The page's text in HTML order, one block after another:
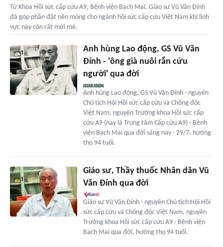
Từ Khoa Hồi sức cấp cứu A9, Bệnh viện Bạch Mai, Giáo sư Vũ Văn Đính
đã góp phần đặt nền móng cho ngành hồi sức cấp cứu Việt Nam khi lĩnh
vực này còn rất mới mẻ.
Anh hùng Lao động, GS Vũ Văn
Đính - 'ông già nuôi rắn cứu
người' qua đời
Anh hùng Lao động, GS Vũ Văn Đính - nguyên
Chủ tịch Hội Hồi sức cấp cứu và Chống độc
Việt Nam, nguyên Trưởng khoa Hồi sức cấp
cứu A9 (nay là Trung tâm Cấp cứu A9) - Bệnh
viện Bạch Mai qua đời sáng nay - 29/7, hưởng
thọ 94 tuổi.
Giáo sư, Thầy thuốc Nhân dân Vũ
Văn Đính qua đời
Giáo sư Vũ Văn Đính - nguyên Chủ tịch Hội Hồi
sức cấp cứu và Chống độc Việt Nam, nguyên
Trưởng khoa Hồi sức cấp cứu A9 - Bệnh viện
Bạch Mai qua đời, hưởng thọ 94 tuổi.